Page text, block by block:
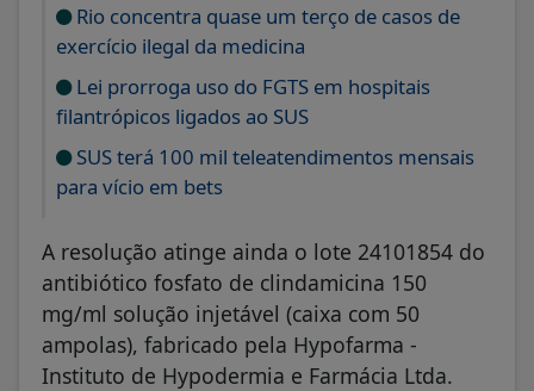
Rio concentra quase um terço de casos de
exercício ilegal da medicina
Lei prorroga uso do FGTS em hospitais
filantrópicos ligados ao SUS
SUS terá 100 mil teleatendimentos mensais
para vício em bets
A resolução atinge ainda o lote 24101854 do
antibiótico fosfato de clindamicina 150
mg/ml solução injetável (caixa com 50
ampolas), fabricado pela Hypofarma -
Instituto de Hypodermia e Farmácia Ltda.